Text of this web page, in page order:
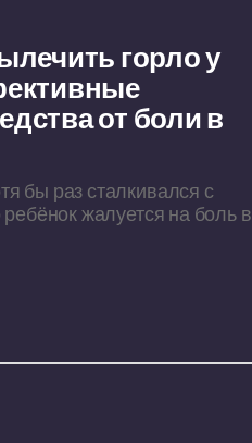
горло у
от боли в
бы раз сталкивался с
ребёнок жалуется на боль в